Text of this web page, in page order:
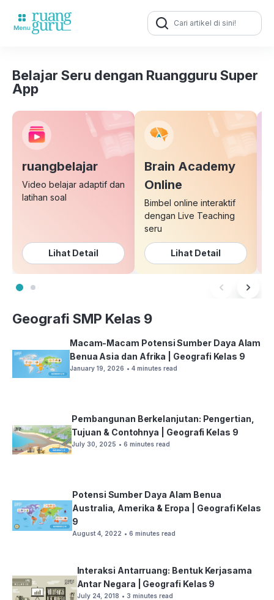
Search
for:
Belajar Seru dengan Ruangguru Super
App
ruangbelajar
Video belajar adaptif dan
latihan soal
Lihat Detail
Brain Academy
Online
Bimbel online interaktif
dengan Live Teaching
seru
Lihat Detail
Geografi SMP Kelas 9
Macam-Macam Potensi Sumber Daya Alam
Benua Asia dan Afrika | Geografi Kelas 9
January 19, 2026 • 4 minutes read
Pembangunan Berkelanjutan: Pengertian,
Tujuan & Contohnya | Geografi Kelas 9
July 30, 2025 • 6 minutes read
Potensi Sumber Daya Alam Benua
Australia, Amerika & Eropa | Geografi Kelas
9
August 4, 2022 • 6 minutes read
Interaksi Antarruang: Bentuk Kerjasama
Antar Negara | Geografi Kelas 9
July 24, 2018 • 3 minutes read